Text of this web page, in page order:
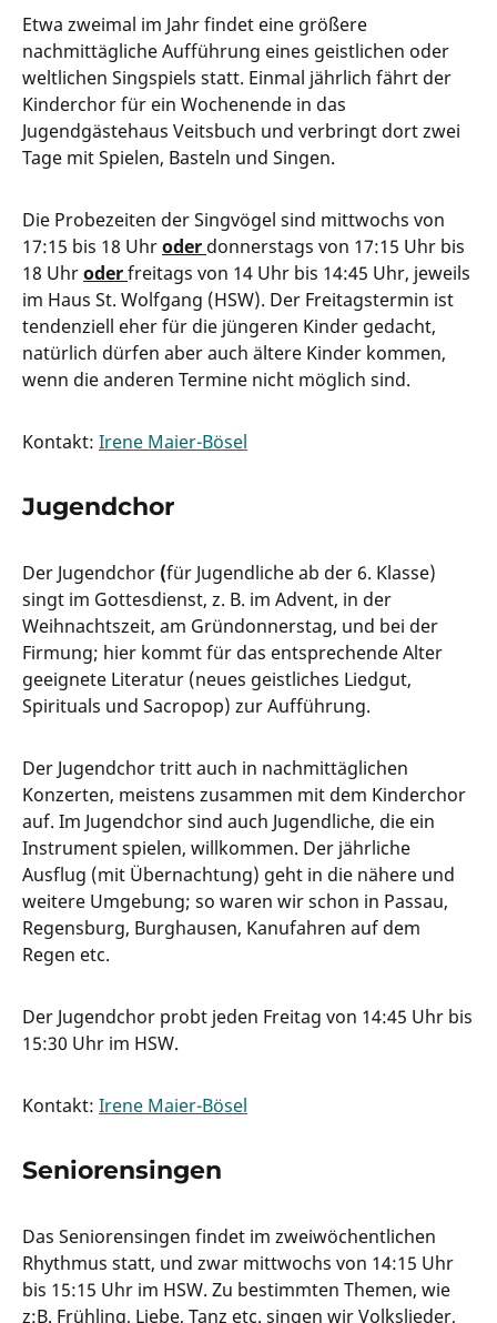
Etwa zweimal im Jahr findet eine größere
nachmittägliche Aufführung eines geistlichen oder
weltlichen Singspiels statt. Einmal jährlich fährt der
Kinderchor für ein Wochenende in das
Jugendgästehaus Veitsbuch und verbringt dort zwei
Tage mit Spielen, Basteln und Singen.
Die Probezeiten der Singvögel sind mittwochs von
17:15 bis 18 Uhroder donnerstags von 17:15 Uhr bis
18 Uhroderfreitags von 14 Uhr bis 14:45 Uhr, jeweils
im Haus St. Wolfgang (HSW). Der Freitagstermin ist
tendenziell eher für die jüngeren Kinder gedacht,
natürlich dürfen aber auch ältere Kinder kommen,
wenn die anderen Termine nicht möglich sind.
Kontakt: Irene Maier-Bösel
Jugendchor
Der Jugendchor (für Jugendliche ab der 6. Klasse)
singt im Gottesdienst, z. B. im Advent, in der
Weihnachtszeit, am Gründonnerstag, und bei der
Firmung; hier kommt für das entsprechende Alter
geeignete Literatur (neues geistliches Liedgut,
Spirituals und Sacropop) zur Aufführung.
Der Jugendchor tritt auch in nachmittäglichen
Konzerten, meistens zusammen mit dem Kinderchor
auf. Im Jugendchor sind auch Jugendliche, die ein
Instrument spielen, willkommen. Der jährliche
Ausflug (mit Übernachtung) geht in die nähere und
weitere Umgebung; so waren wir schon in Passau,
Regensburg, Burghausen, Kanufahren auf dem
Regen etc.
Der Jugendchor probt jeden Freitag von 14:45 Uhr bis
15:30 Uhr im HSW.
Kontakt: Irene Maier-Bösel
Seniorensingen
Das Seniorensingen findet im zweiwöchentlichen
Rhythmus statt, und zwar mittwochs von 14:15 Uhr
bis 15:15 Uhr im HSW. Zu bestimmten Themen, wie
z:B. Frühling, Liebe, Tanz etc. singen wir Volkslieder,